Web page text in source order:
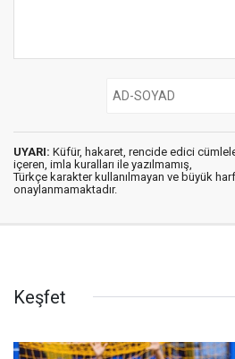
UYARI: Küfür, hakaret, rencide edici
içeren, imla kuralları ile yazılmamış,
Türkçe karakter kullanılmayan ve büyük
onaylanmamaktadır.
Keşfet